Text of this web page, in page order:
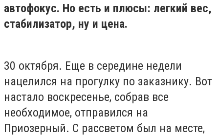
автофокус. Но есть и плюсы: легкий вес,
стабилизатор, ну и цена.
30 октября. Еще в середине недели
нацелился на прогулку по заказнику. Вот
настало воскресенье, собрав все
необходимое, отправился на
Приозерный. С рассветом был на месте,